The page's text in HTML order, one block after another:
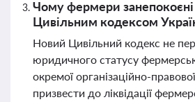
Чому фермери
Цивільним кодексом
Новий Цивільний кодекс не
юридичного статусу
окремої організаційно-
призвести до ліквідації